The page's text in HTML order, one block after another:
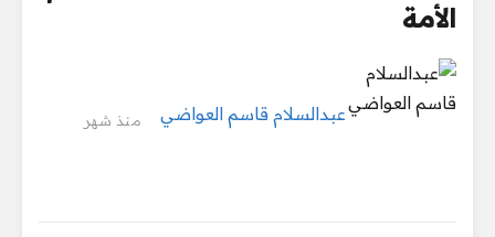
الأمة
عبدالسلام قاسم العواضي منذ شهر